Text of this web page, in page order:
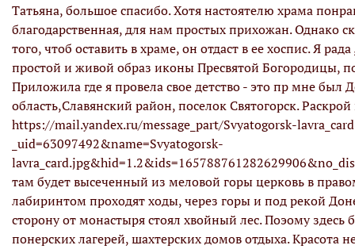
Татьяна, большое спасибо. Хотя настоятелю храма
благодарственная, для нам простых прихожан. Однако
того, чтоб оставить в храме, он отдаст в ее хоспис. Я
простой и живой образ иконы Пресвятой Богородицы,
Приложила где я провела свое детство - это пр мне был
область,Славянский район, поселок Святогорск.
https://mail.yandex.ru/message_part/Svyatogorsk-
_uid=63097492&name=Svyatogorsk-
там будет высеченный из меловой горы церковь в
лабиринтом проходят ходы, через горы и под рекой
сторону от монастыря стоял хвойный лес. Поэому здесь
понерских лагерей, шахтерских домов отдыха. Красота